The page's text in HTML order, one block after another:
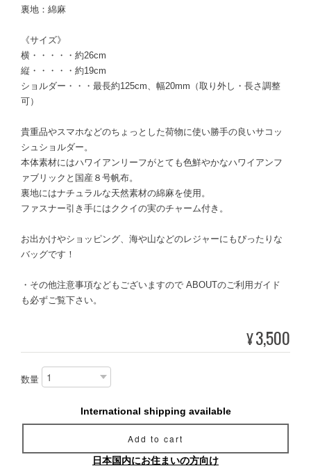
裏地：綿麻
《サイズ》
横・・・・・約26cm
縦・・・・・約19cm
ショルダー・・・最長約125cm、幅20mm（取り外し・長さ調整
可）
貴重品やスマホなどのちょっとした荷物に使い勝手の良いサコッ
シュショルダー。
本体素材にはハワイアンリーフがとても色鮮やかなハワイアンフ
ァブリックと国産８号帆布。
裏地にはナチュラルな天然素材の綿麻を使用。
ファスナー引き手にはククイの実のチャーム付き。
お出かけやショッピング、海や山などのレジャーにもぴったりな
バッグです！
・その他注意事項などもございますので ABOUTのご利用ガイド
も必ずご覧下さい。
¥3,500
数量
International shipping available
Add to cart
日本国内にお住まいの方向け